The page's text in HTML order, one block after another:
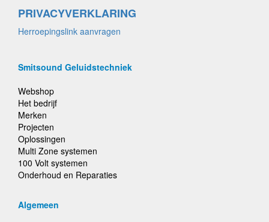
PRIVACYVERKLARING
Herroepingslink aanvragen
Smitsound Geluidstechniek
Webshop
Het bedrijf
Merken
Projecten
Oplossingen
Multi Zone systemen
100 Volt systemen
Onderhoud en Reparaties
Algemeen